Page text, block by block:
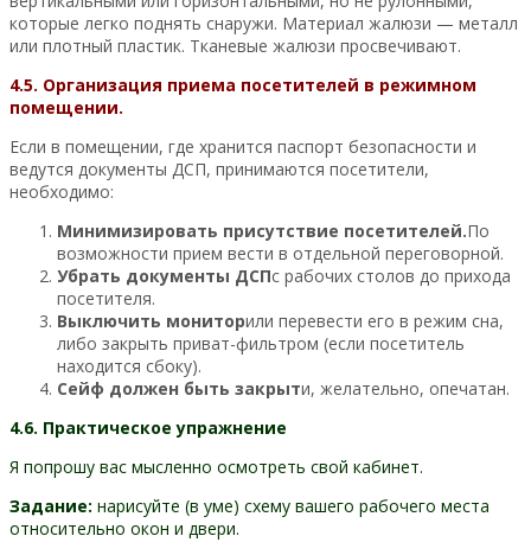
которые легко поднять снаружи. Материал жалюзи — металл
или плотный пластик. Тканевые жалюзи просвечивают.
4.5. Организация приема посетителей в режимном
помещении.
Если в помещении, где хранится паспорт безопасности и
ведутся документы ДСП, принимаются посетители,
необходимо:
Минимизировать присутствие посетителей.По
возможности прием вести в отдельной переговорной.
Убрать документы ДСПс рабочих столов до прихода
посетителя.
Выключить мониторили перевести его в режим сна,
либо закрыть приват-фильтром (если посетитель
находится сбоку).
Сейф должен быть закрыти, желательно, опечатан.
4.6. Практическое упражнение
Я попрошу вас мысленно осмотреть свой кабинет.
Задание: нарисуйте (в уме) схему вашего рабочего места
относительно окон и двери.